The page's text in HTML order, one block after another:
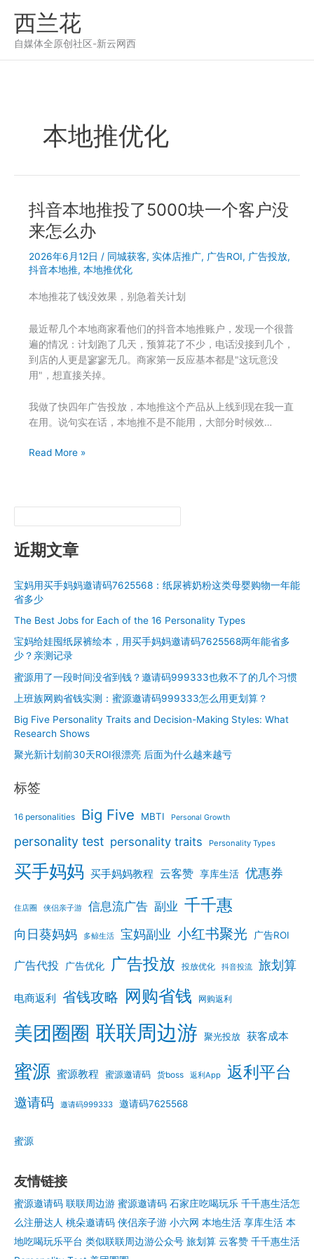
西兰花
自媒体全原创社区-新云网西
本地推优化
抖音本地推投了5000块一个客户没
来怎么办
2026年6月12日 / 同城获客, 实体店推广, 广告ROI, 广告投放,
抖音本地推, 本地推优化
本地推花了钱没效果，别急着关计划
最近帮几个本地商家看他们的抖音本地推账户，发现一个很普
遍的情况：计划跑了几天，预算花了不少，电话没接到几个，
到店的人更是寥寥无几。商家第一反应基本都是"这玩意没
用"，想直接关掉。
我做了快四年广告投放，本地推这个产品从上线到现在我一直
在用。说句实在话，本地推不是不能用，大部分时候效…
抖
投
了
5000
一
个
客
户
没
怎
么
办
Read More »
近期文章
宝妈用买手妈妈邀请码7625568：纸尿裤奶粉这类母婴购物一年能
省多少
The Best Jobs for Each of the 16 Personality Types
宝妈给娃囤纸尿裤绘本，用买手妈妈邀请码7625568两年能省多
少？亲测记录
蜜源用了一段时间没省到钱？邀请码999333也救不了的几个习惯
上班族网购省钱实测：蜜源邀请码999333怎么用更划算？
Big Five Personality Traits and Decision-Making Styles: What
Research Shows
聚光新计划前30天ROI很漂亮 后面为什么越来越亏
标签
16 personalities Big Five MBTI Personal Growth
personality test personality traits Personality Types
买手妈妈 买手妈妈教程 云客赞 享库生活 优惠券
住店圈 侠侣亲子游 信息流广告 副业 千千惠
向日葵妈妈 多鲸生活 宝妈副业 小红书聚光 广告ROI
广告代投 广告优化 广告投放 投放优化 抖音投流 旅划算
电商返利 省钱攻略 网购省钱 网购返利
美团圈圈 联联周边游 聚光投放 获客成本
蜜源 蜜源教程 蜜源邀请码 货boss 返利App 返利平台
邀请码 邀请码999333 邀请码7625568
蜜源
友情链接
蜜源邀请码 联联周边游 蜜源邀请码 石家庄吃喝玩乐 千千惠生活怎
么注册达人 桃朵邀请码 侠侣亲子游 小六网 本地生活 享库生活 本
地吃喝玩乐平台 类似联联周边游公众号 旅划算 云客赞 千千惠生活